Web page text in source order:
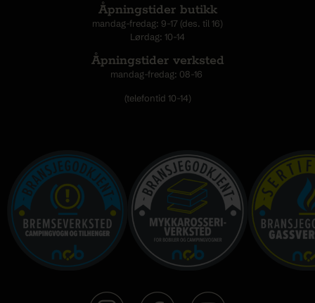
Åpningstider butikk
mandag-fredag: 9-17 (des. til 16)
Lørdag: 10-14
Åpningstider verksted
mandag-fredag: 08-16
(telefontid 10-14)